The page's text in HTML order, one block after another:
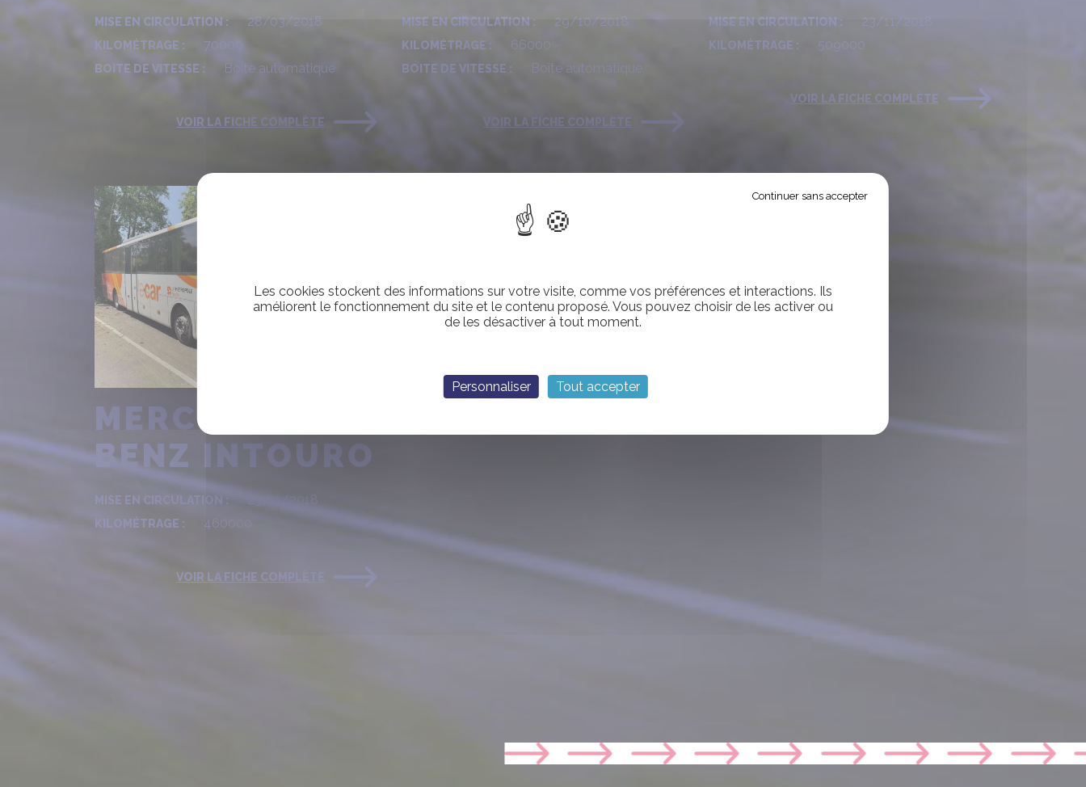
MISE EN CIRCULATION : 28/03/2018
KILOMÉTRAGE : 70000
BOITE DE VITESSE : Boîte automatique
VOIR LA FICHE COMPLÈTE
MISE EN CIRCULATION : 29/10/2018
KILOMÉTRAGE : 66000
BOITE DE VITESSE : Boîte automatique
VOIR LA FICHE COMPLÈTE
MISE EN CIRCULATION : 23/11/2018
KILOMÉTRAGE : 509000
VOIR LA FICHE COMPLÈTE
MERCEDES
BENZ INTOURO
MISE EN CIRCULATION : 23/11/2018
KILOMÉTRAGE : 460000
VOIR LA FICHE COMPLÈTE
Les cookies stockent des informations sur votre visite, comme vos préférences et interactions. Ils
améliorent le fonctionnement du site et le contenu proposé. Vous pouvez choisir de les activer ou
de les désactiver à tout moment.
Tout accepter
Personnaliser